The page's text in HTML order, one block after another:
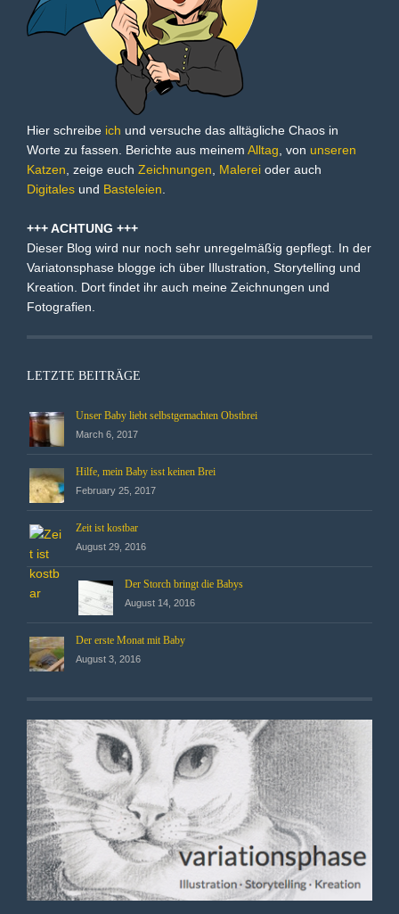
Hier schreibe ich und versuche das alltägliche Chaos in
Worte zu fassen. Berichte aus meinem Alltag , von unseren
Katzen , zeige euch Zeichnungen Malerei oder auch
Digitales und Basteleien
+++ ACHTUNG +++
Dieser Blog wird nur noch sehr unregelmäßig gepflegt. In der
Variatonsphase blogge ich über Illustration, Storytelling und
Kreation. Dort findet ihr auch meine Zeichnungen und
Fotografien.
LETZTE BEITRÄGE
Unser Baby liebt selbstgemachten Obstbrei
March 6, 2017
Hilfe, mein Baby isst keinen Brei
February 25, 2017
Zeit ist kostbar
August 29, 2016
Der Storch bringt die Babys
August 14, 2016
Der erste Monat mit Baby
August 3, 2016